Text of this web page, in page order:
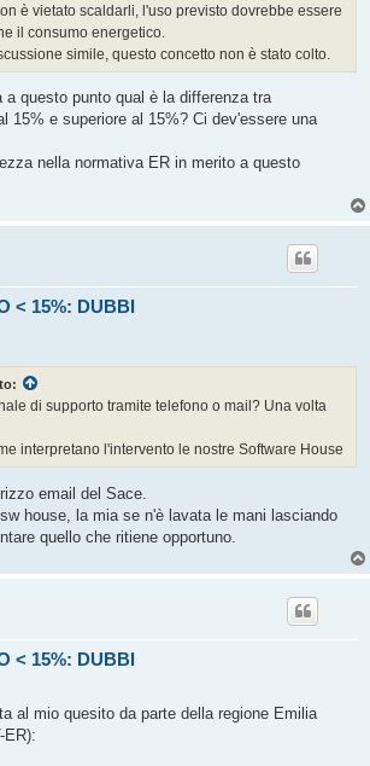
è vietato scaldarli, l'uso previsto dovrebbe essere
il consumo energetico.
simile, questo concetto non è stato colto.
questo punto qual è la differenza tra
15% e superiore al 15%? Ci dev'essere una
nella normativa ER in merito a questo
< 15%: DUBBI
di supporto tramite telefono o mail? Una volta
interpretano l'intervento le nostre Software House
email del Sace.
house, la mia se n'è lavata le mani lasciando
quello che ritiene opportuno.
< 15%: DUBBI
al mio quesito da parte della regione Emilia
ER):